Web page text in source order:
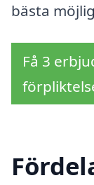
bästa
Få 3